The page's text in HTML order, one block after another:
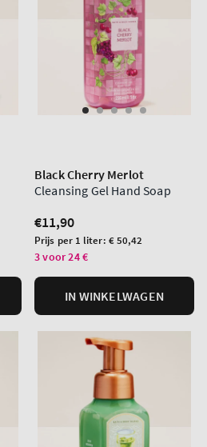
Black Cherry Merlot
Cleansing Gel Hand Soap
Normale
prijs
€11,90
Prijs
per
Prijs per 1 liter: € 50,42
3 voor 24 €
IN WINKELWAGEN